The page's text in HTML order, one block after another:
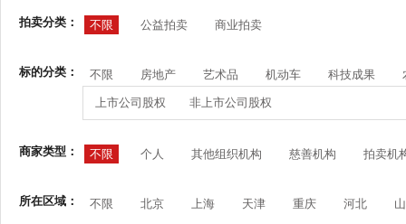
拍卖分类： 不限 公益拍卖 商业拍卖
标的分类： 不限 房地产 艺术品 机动车 科技成果
上市公司股权 非上市公司股权
商家类型： 不限 个人 其他组织机构 慈善机构 拍卖机
所在区域： 不限 北京 上海 天津 重庆 河北